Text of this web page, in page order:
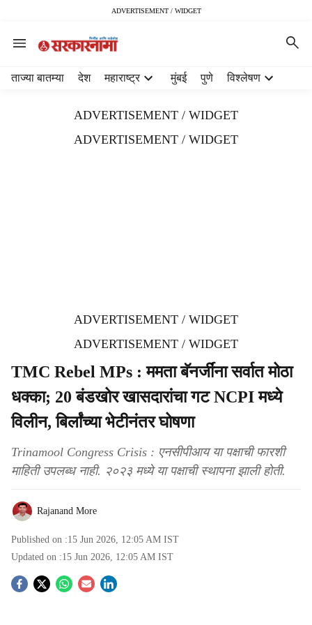
ADVERTISEMENT / WIDGET
ताज्या बातम्या देश महाराष्ट्र मुंबई पुणे विश्लेषण
ADVERTISEMENT / WIDGET
ADVERTISEMENT / WIDGET
ADVERTISEMENT / WIDGET
ADVERTISEMENT / WIDGET
TMC Rebel MPs : ममता बॅनर्जींना सर्वात मोठा
धक्का; 20 बंडखोर खासदारांचा गट NCPI मध्ये
विलीन, बिर्लांच्या भेटीनंतर घोषणा
Trinamool Congress Crisis : एनसीपीआय या पक्षाची फारशी
माहिती उपलब्ध नाही. २०२३ मध्ये या पक्षाची स्थापना झाली होती.
Rajanand More
Published on :15 Jun 2026, 12:05 AM IST
Updated on :15 Jun 2026, 12:05 AM IST
S